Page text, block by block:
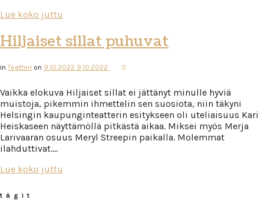
Lue koko juttu
Hiljaiset sillat puhuvat
inTeatteri on 9.10.2022 9.10.2022 0
Vaikka elokuva Hiljaiset sillat ei jättänyt minulle hyviä
muistoja, pikemmin ihmettelin sen suosiota, niin täkyni
Helsingin kaupunginteatterin esitykseen oli uteliaisuus Kari
Heiskaseen näyttämöllä pitkästä aikaa. Miksei myös Merja
Larivaaran osuus Meryl Streepin paikalla. Molemmat
ilahduttivat….
Lue koko juttu
tägit